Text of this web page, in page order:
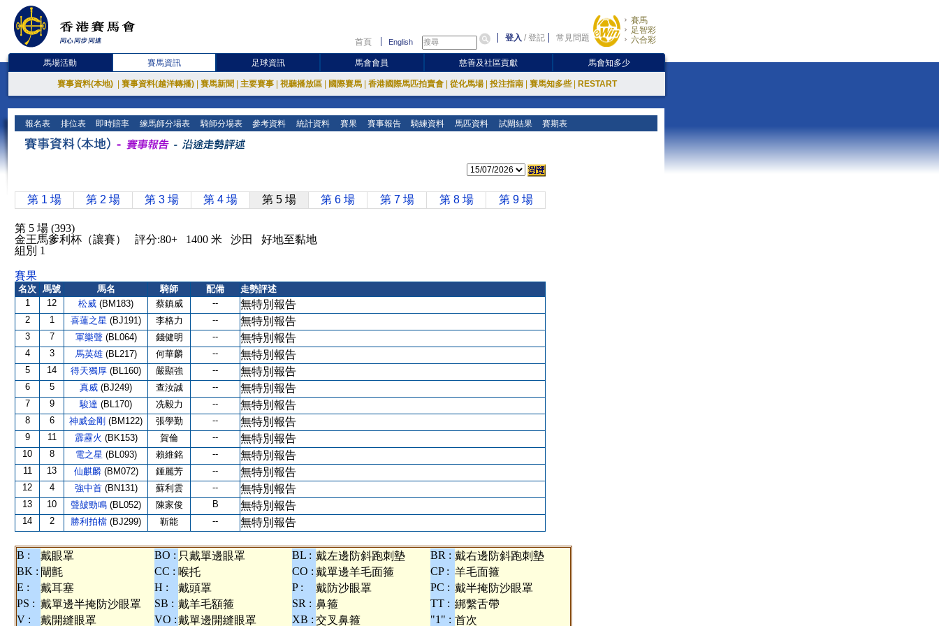
首頁 English 登入 /登記 常見問題
賽馬
足智彩
六合彩
馬場活動 賽馬資訊 足球資訊 馬會會員 慈善及社區貢獻 馬會知多少
賽事資料(本地) 賽事資料(越洋轉播) 賽馬新聞 主要賽事 視聽播放區 國際賽馬 香港國際馬匹拍賣會 從化馬場 投注指南 賽馬知多些 RESTART
報名表 排位表 即時賠率 練馬師分場表 騎師分場表 參考資料 統計資料 賽果 賽事報告 騎練資料 馬匹資料 試閘結果 賽期表
第 1 場 第 2 場 第 3 場 第 4 場 第 5 場 第 6 場 第 7 場 第 8 場 第 9 場
第 5 場 (393)
金王馬爹利杯（讓賽） 評分:80+ 1400 米 沙田 好地至黏地
組別 1
賽果
名次 馬號 馬名 騎師 配備
走勢評述
1
12 松威 (BM183) 蔡鎮威 -- 無特別報告
2 1 喜蓮之星 (BJ191) 李格力 -- 無特別報告
3 7 軍樂聲 (BL064) 錢健明 -- 無特別報告
4 3 馬英雄 (BL217) 何華麟 -- 無特別報告
5 14 得天獨厚 (BL160) 嚴顯強 -- 無特別報告
6 5 真威 (BJ249) 查汝誠 -- 無特別報告
7 9 駿達 (BL170) 冼毅力 -- 無特別報告
8 6 神威金剛 (BM122) 張學勤 -- 無特別報告
9 11 霹靂火 (BK153) 賀倫 -- 無特別報告
10 8 電之星 (BL093) 賴維銘 -- 無特別報告
11 13 仙麒麟 (BM072) 鍾麗芳 -- 無特別報告
12 4 強中首 (BN131) 蘇利雲 -- 無特別報告
13 10 聲皷勁鳴 (BL052) 陳家俊 B 無特別報告
14 2 勝利拍檔 (BJ299) 靳能 -- 無特別報告
B : 戴眼罩 BO : 只戴單邊眼罩 BL : 戴左邊防斜跑刺墊 BR : 戴右邊防斜跑刺墊
BK : 閘氈 CC : 喉托 CO : 戴單邊羊毛面箍 CP : 羊毛面箍
E :
戴耳塞 H : 戴頭罩 P : 戴防沙眼罩 PC : 戴半掩防沙眼罩
PS : 戴單邊半掩防沙眼罩 SB : 戴羊毛額箍 SR : 鼻箍 TT : 綁繫舌帶
V :
戴開縫眼罩 VO :戴單邊開縫眼罩 XB : 交叉鼻箍 "1" : 首次